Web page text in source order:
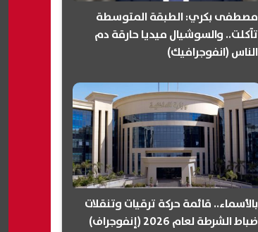
مصطفى بكري: الطبقة المتوسطة
تآكلت.. والسوشيال ميديا حارقة دم
الناس (انفوجرافيك)
بالأسماء.. قائمة حركة ترقيات وتنقلات
ضباط الشرطة لعام 2026 (إنفوجراف)